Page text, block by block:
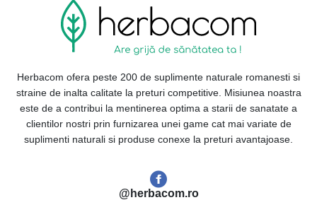
Herbacom ofera peste 200 de suplimente naturale romanesti si
straine de inalta calitate la preturi competitive. Misiunea noastra
este de a contribui la mentinerea optima a starii de sanatate a
clientilor nostri prin furnizarea unei game cat mai variate de
suplimenti naturali si produse conexe la preturi avantajoase.
@herbacom.ro